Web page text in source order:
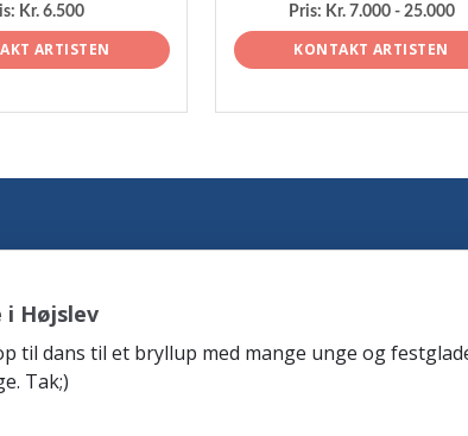
Kr. 6.500
ARTISTEN
Pris: Kr. 7.000 - 25.000
KONTAKT ARTISTEN
i Højslev
til dans til et bryllup med mange unge og
Tak;)